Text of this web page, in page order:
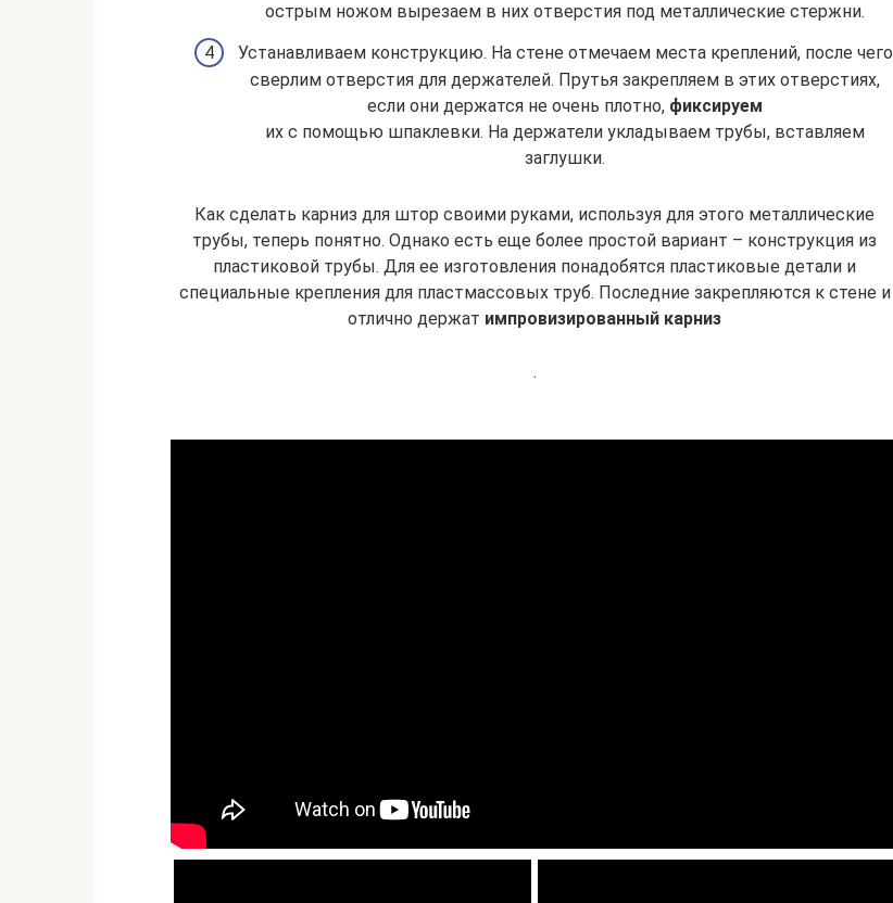
острым ножом вырезаем в них отверстия под металлические стержни.
Устанавливаем конструкцию. На стене отмечаем места креплений, после чего
сверлим отверстия для держателей. Прутья закрепляем в этих отверстиях,
если они держатся не очень плотно, фиксируем
их с помощью шпаклевки. На держатели укладываем трубы, вставляем
заглушки.
Как сделать карниз для штор своими руками, используя для этого металлические
трубы, теперь понятно. Однако есть еще более простой вариант – конструкция из
пластиковой трубы. Для ее изготовления понадобятся пластиковые детали и
специальные крепления для пластмассовых труб. Последние закрепляются к стене и
отлично держат импровизированный карниз
.